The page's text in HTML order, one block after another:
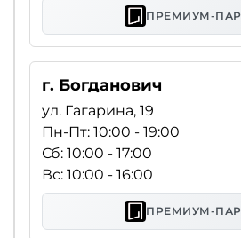
ПРЕМИУМ-
г. Богданович
ул. Гагарина, 19
Пн-Пт: 10:00 - 19:00
Сб: 10:00 - 17:00
Вс: 10:00 - 16:00
ПРЕМИУМ-